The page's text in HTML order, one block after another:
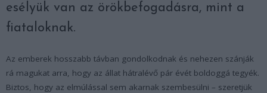
esélyük van az örökbefogadásra, mint a
fiataloknak.
Az emberek hosszabb távban gondolkodnak és nehezen szánják
rá magukat arra, hogy az állat hátralévő pár évét boldoggá tegyék.
Biztos, hogy az elmúlással sem akarnak szembesülni – szeretjük